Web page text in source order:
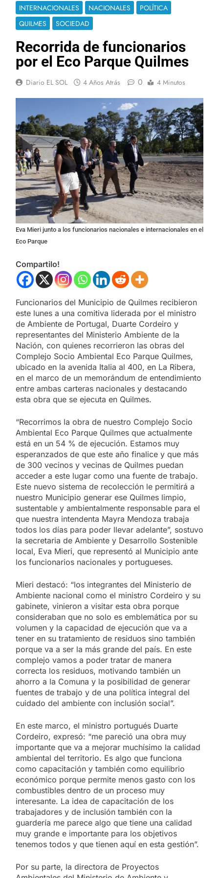
INTERNACIONALES NACIONALES
POLÍTICA
QUILMES
SOCIEDAD
Recorrida de funcionarios
por el Eco Parque Quilmes
Diario EL SOL 4 Años Atrás 0 4 Minutos
Eva Mieri junto a los funcionarios nacionales e internacionales en el
Eco Parque
Compartilo!
Funcionarios del Municipio de Quilmes recibieron
este lunes a una comitiva liderada por el ministro
de Ambiente de Portugal, Duarte Cordeiro y
representantes del Ministerio Ambiente de la
Nación, con quienes recorrieron las obras del
Complejo Socio Ambiental Eco Parque Quilmes,
ubicado en la avenida Italia al 400, en La Ribera,
en el marco de un memorándum de entendimiento
entre ambas carteras nacionales y destacando
esta obra que se ejecuta en Quilmes.
“Recorrimos la obra de nuestro Complejo Socio
Ambiental Eco Parque Quilmes que actualmente
está en un 54 % de ejecución. Estamos muy
esperanzados de que este año finalice y que más
de 300 vecinos y vecinas de Quilmes puedan
acceder a este lugar como una fuente de trabajo.
Este nuevo sistema de recolección le permitirá a
nuestro Municipio generar ese Quilmes limpio,
sustentable y ambientalmente responsable para el
que nuestra intendenta Mayra Mendoza trabaja
todos los días para poder llevar adelante”, sostuvo
la secretaria de Ambiente y Desarrollo Sostenible
local, Eva Mieri, que representó al Municipio ante
los funcionarios nacionales y portugueses.
Mieri destacó: “los integrantes del Ministerio de
Ambiente nacional como el ministro Cordeiro y su
gabinete, vinieron a visitar esta obra porque
consideraban que no solo es emblemática por su
volumen y la capacidad de ejecución que va a
tener en su tratamiento de residuos sino también
porque va a ser la más grande del país. En este
complejo vamos a poder tratar de manera
correcta los residuos, motivando también un
ahorro a la Comuna y la posibilidad de generar
fuentes de trabajo y de una política integral del
cuidado del ambiente con inclusión social”.
En este marco, el ministro portugués Duarte
Cordeiro, expresó: “me pareció una obra muy
importante que va a mejorar muchísimo la calidad
ambiental del territorio. Es algo que funciona
como capacitación y también como equilibrio
económico porque permite menos gasto con los
combustibles dentro de un proceso muy
interesante. La idea de capacitación de los
trabajadores y de inclusión también con la
guardería me parece algo que tiene una calidad
muy grande e importante para los objetivos
tenemos todos y que tienen aquí en esta gestión”.
Por su parte, la directora de Proyectos